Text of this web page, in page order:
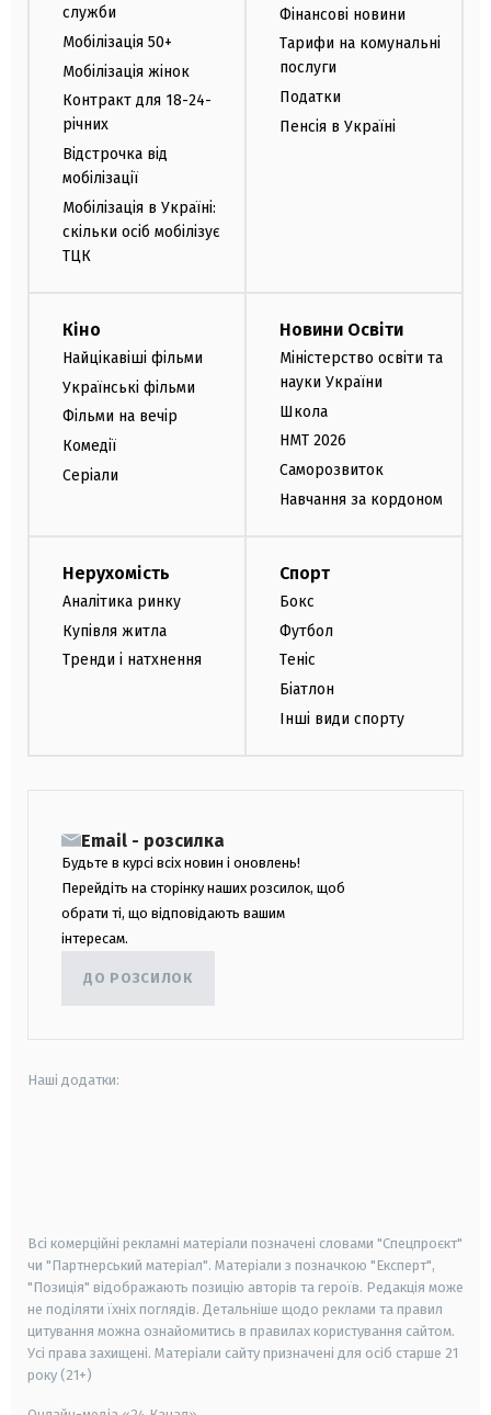
служби
Мобілізація 50+
Мобілізація жінок
Контракт для 18-24-
річних
Відстрочка від
мобілізації
Мобілізація в Україні:
скільки осіб мобілізує
ТЦК
Фінансові новини
Тарифи на комунальні
послуги
Податки
Пенсія в Україні
Кіно
Найцікавіші фільми
Українські фільми
Фільми на вечір
Комедії
Серіали
Новини Освіти
Міністерство освіти та
науки України
Школа
НМТ 2026
Саморозвиток
Навчання за кордоном
Нерухомість
Аналітика ринку
Купівля житла
Тренди і натхнення
Спорт
Бокс
Футбол
Теніс
Біатлон
Інші види спорту
Email - розсилка
Будьте в курсі всіх новин і оновлень!
Перейдіть на сторінку наших розсилок, щоб
обрати ті, що відповідають вашим
інтересам.
ДО РОЗСИЛОК
Наші додатки:
Всі комерційні рекламні матеріали позначені словами "Спецпроєкт"
чи "Партнерський матеріал". Матеріали з позначкою "Експерт",
"Позиція" відображають позицію авторів та героїв. Редакція може
не поділяти їхніх поглядів. Детальніше щодо реклами та правил
цитування можна ознайомитись в правилах користування сайтом.
Усі права захищені. Матеріали сайту призначені для осіб старше 21
року (21+)